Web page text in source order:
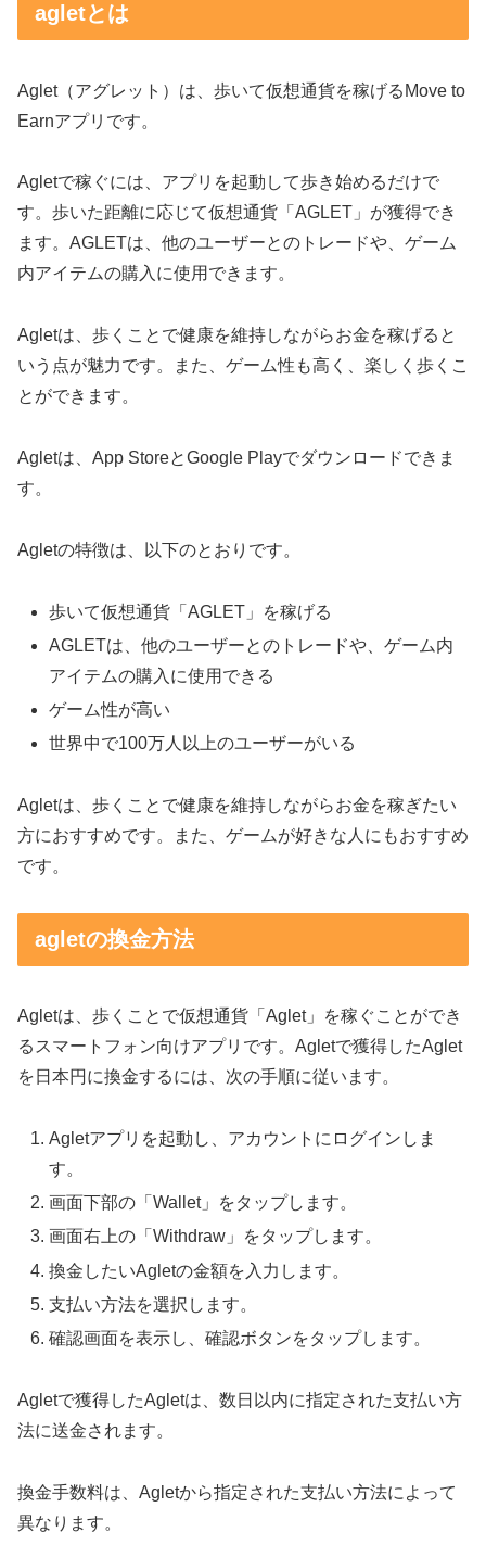
agletとは
Aglet（アグレット）は、歩いて仮想通貨を稼げるMove to
Earnアプリです。
Agletで稼ぐには、アプリを起動して歩き始めるだけで
す。歩いた距離に応じて仮想通貨「AGLET」が獲得でき
ます。AGLETは、他のユーザーとのトレードや、ゲーム
内アイテムの購入に使用できます。
Agletは、歩くことで健康を維持しながらお金を稼げると
いう点が魅力です。また、ゲーム性も高く、楽しく歩くこ
とができます。
Agletは、App StoreとGoogle Playでダウンロードできま
す。
Agletの特徴は、以下のとおりです。
歩いて仮想通貨「AGLET」を稼げる
AGLETは、他のユーザーとのトレードや、ゲーム内
アイテムの購入に使用できる
ゲーム性が高い
世界中で100万人以上のユーザーがいる
Agletは、歩くことで健康を維持しながらお金を稼ぎたい
方におすすめです。また、ゲームが好きな人にもおすすめ
です。
agletの換金方法
Agletは、歩くことで仮想通貨「Aglet」を稼ぐことができ
るスマートフォン向けアプリです。Agletで獲得したAglet
を日本円に換金するには、次の手順に従います。
Agletアプリを起動し、アカウントにログインしま
す。
画面下部の「Wallet」をタップします。
画面右上の「Withdraw」をタップします。
換金したいAgletの金額を入力します。
支払い方法を選択します。
確認画面を表示し、確認ボタンをタップします。
Agletで獲得したAgletは、数日以内に指定された支払い方
法に送金されます。
換金手数料は、Agletから指定された支払い方法によって
異なります。